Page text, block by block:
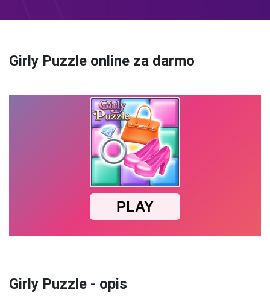
Girly Puzzle online za darmo
Girly Puzzle - opis